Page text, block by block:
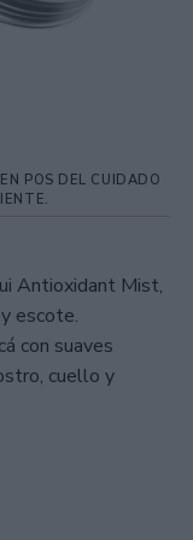
POS DEL CUIDADO
Antioxidant Mist,
escote.
con suaves
cuello y